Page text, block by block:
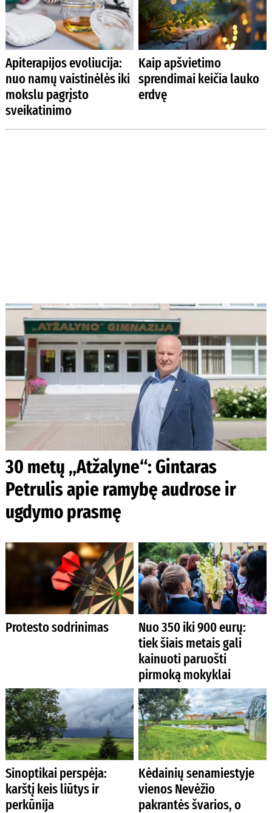
Apiterapijos evoliucija:
nuo namų vaistinėlės iki
mokslu pagrįsto
sveikatinimo
Kaip apšvietimo
sprendimai keičia lauko
erdvę
30 metų „Atžalyne“: Gintaras
Petrulis apie ramybę audrose ir
ugdymo prasmę
Protesto sodrinimas
Nuo 350 iki 900 eurų:
tiek šiais metais gali
kainuoti paruošti
pirmoką mokyklai
Sinoptikai perspėja:
karštį keis liūtys ir
perkūnija
Kėdainių senamiestyje
vienos Nevėžio
pakrantės švarios, o